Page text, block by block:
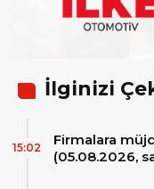
İlginizi
Firmalara
(05.08.2026,
15:02